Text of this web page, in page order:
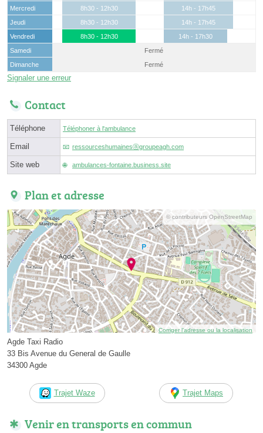
Mercredi
8h30 - 12h30
14h - 17h45
Jeudi
8h30 - 12h30
14h - 17h45
Vendredi
8h30 - 12h30
14h - 17h30
Samedi
Fermé
Dimanche
Fermé
Signaler une erreur
Contact
Téléphone Téléphoner à l'ambulance
Email ressourceshumainesⓐgroupeagh.com
Site web ambulances-fontaine.business.site
Plan et adresse
© contributeurs OpenStreetMap
Corriger l’adresse ou la localisation
Agde Taxi Radio
33 Bis Avenue du General de Gaulle
34300 Agde
Trajet Waze Trajet Maps
Venir en transports en commun